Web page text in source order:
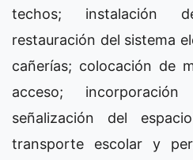
techos; instalación
restauración del sistema
cañerías; colocación de
acceso;
señalización del
transporte escolar y